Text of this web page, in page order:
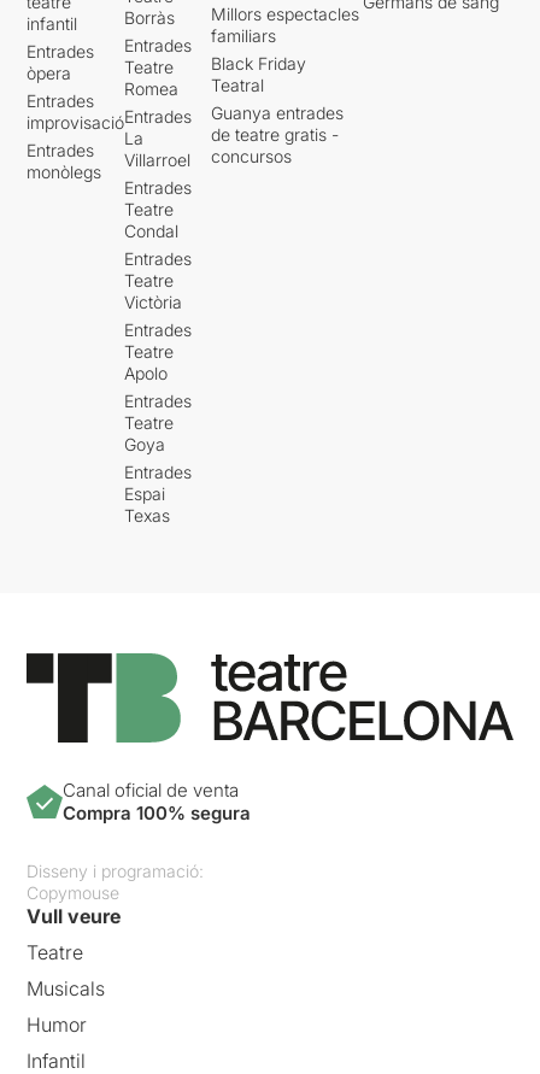
infantil
Entrades
òpera
Entrades
improvisació
Entrades
monòlegs
Borràs
Entrades
Teatre
Romea
Entrades
La
Villarroel
Entrades
Teatre
Condal
Entrades
Teatre
Victòria
Entrades
Teatre
Apolo
Entrades
Teatre
Goya
Entrades
Espai
Texas
Millors espectacles
familiars
Black Friday
Teatral
Guanya entrades
de teatre gratis -
concursos
Canal oficial de venta
Compra 100% segura
Disseny i programació:
Copymouse
Vull veure
Teatre
Musicals
Humor
Infantil